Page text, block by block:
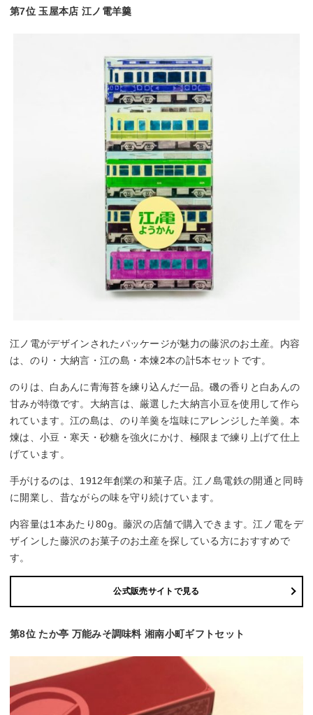
第7位 玉屋本店 江ノ電羊羹
江ノ電がデザインされたパッケージが魅力の藤沢のお土産。内容
は、のり・大納言・江の島・本煉2本の計5本セットです。
のりは、白あんに青海苔を練り込んだ一品。磯の香りと白あんの
甘みが特徴です。大納言は、厳選した大納言小豆を使用して作ら
れています。江の島は、のり羊羹を塩味にアレンジした羊羹。本
煉は、小豆・寒天・砂糖を強火にかけ、極限まで練り上げて仕上
げています。
手がけるのは、1912年創業の和菓子店。江ノ島電鉄の開通と同時
に開業し、昔ながらの味を守り続けています。
内容量は1本あたり80g。藤沢の店舗で購入できます。江ノ電をデ
ザインした藤沢のお菓子のお土産を探している方におすすめで
す。
公式販売サイトで見る
第8位 たか亭 万能みそ調味料 湘南小町ギフトセット